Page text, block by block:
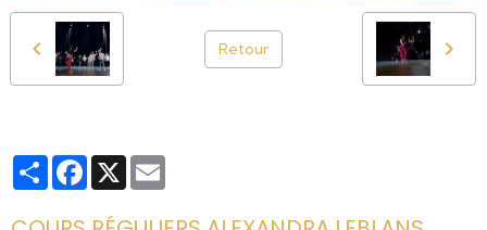
Retour
PartagerFacebook
X